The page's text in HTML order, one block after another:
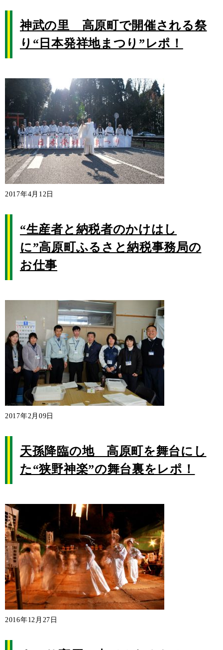
神武の里 高原町で開催される祭
り“日本発祥地まつり”レポ！
2017年4月12日
“生産者と納税者のかけはし
に”高原町ふるさと納税事務局の
お仕事
2017年2月09日
天孫降臨の地 高原町を舞台にし
た“狭野神楽”の舞台裏をレポ！
2016年12月27日